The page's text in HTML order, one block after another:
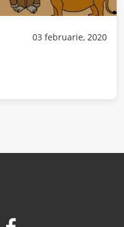
03 februarie, 2020